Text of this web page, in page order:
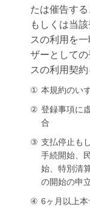
たは催告す
もしくは当
スの利用を
ザーとして
スの利用契
① 本規約のい
② 登録事項に
合
③ 支払停止も
手続開始、
始、特別清
の開始の申
④ 6ヶ月以上